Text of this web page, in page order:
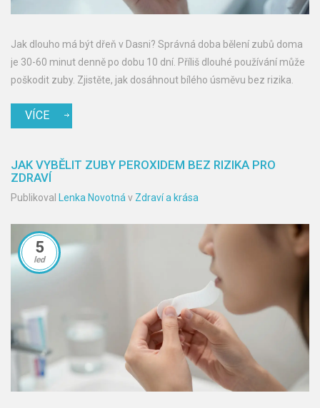
Jak dlouho má být dřeň v Dasni? Správná doba bělení zubů doma
je 30-60 minut denně po dobu 10 dní. Příliš dlouhé používání může
poškodit zuby. Zjistěte, jak dosáhnout bílého úsměvu bez rizika.
VÍCE
JAK VYBĚLIT ZUBY PEROXIDEM BEZ RIZIKA PRO
ZDRAVÍ
Publikoval Lenka Novotná v Zdraví a krása
5
led